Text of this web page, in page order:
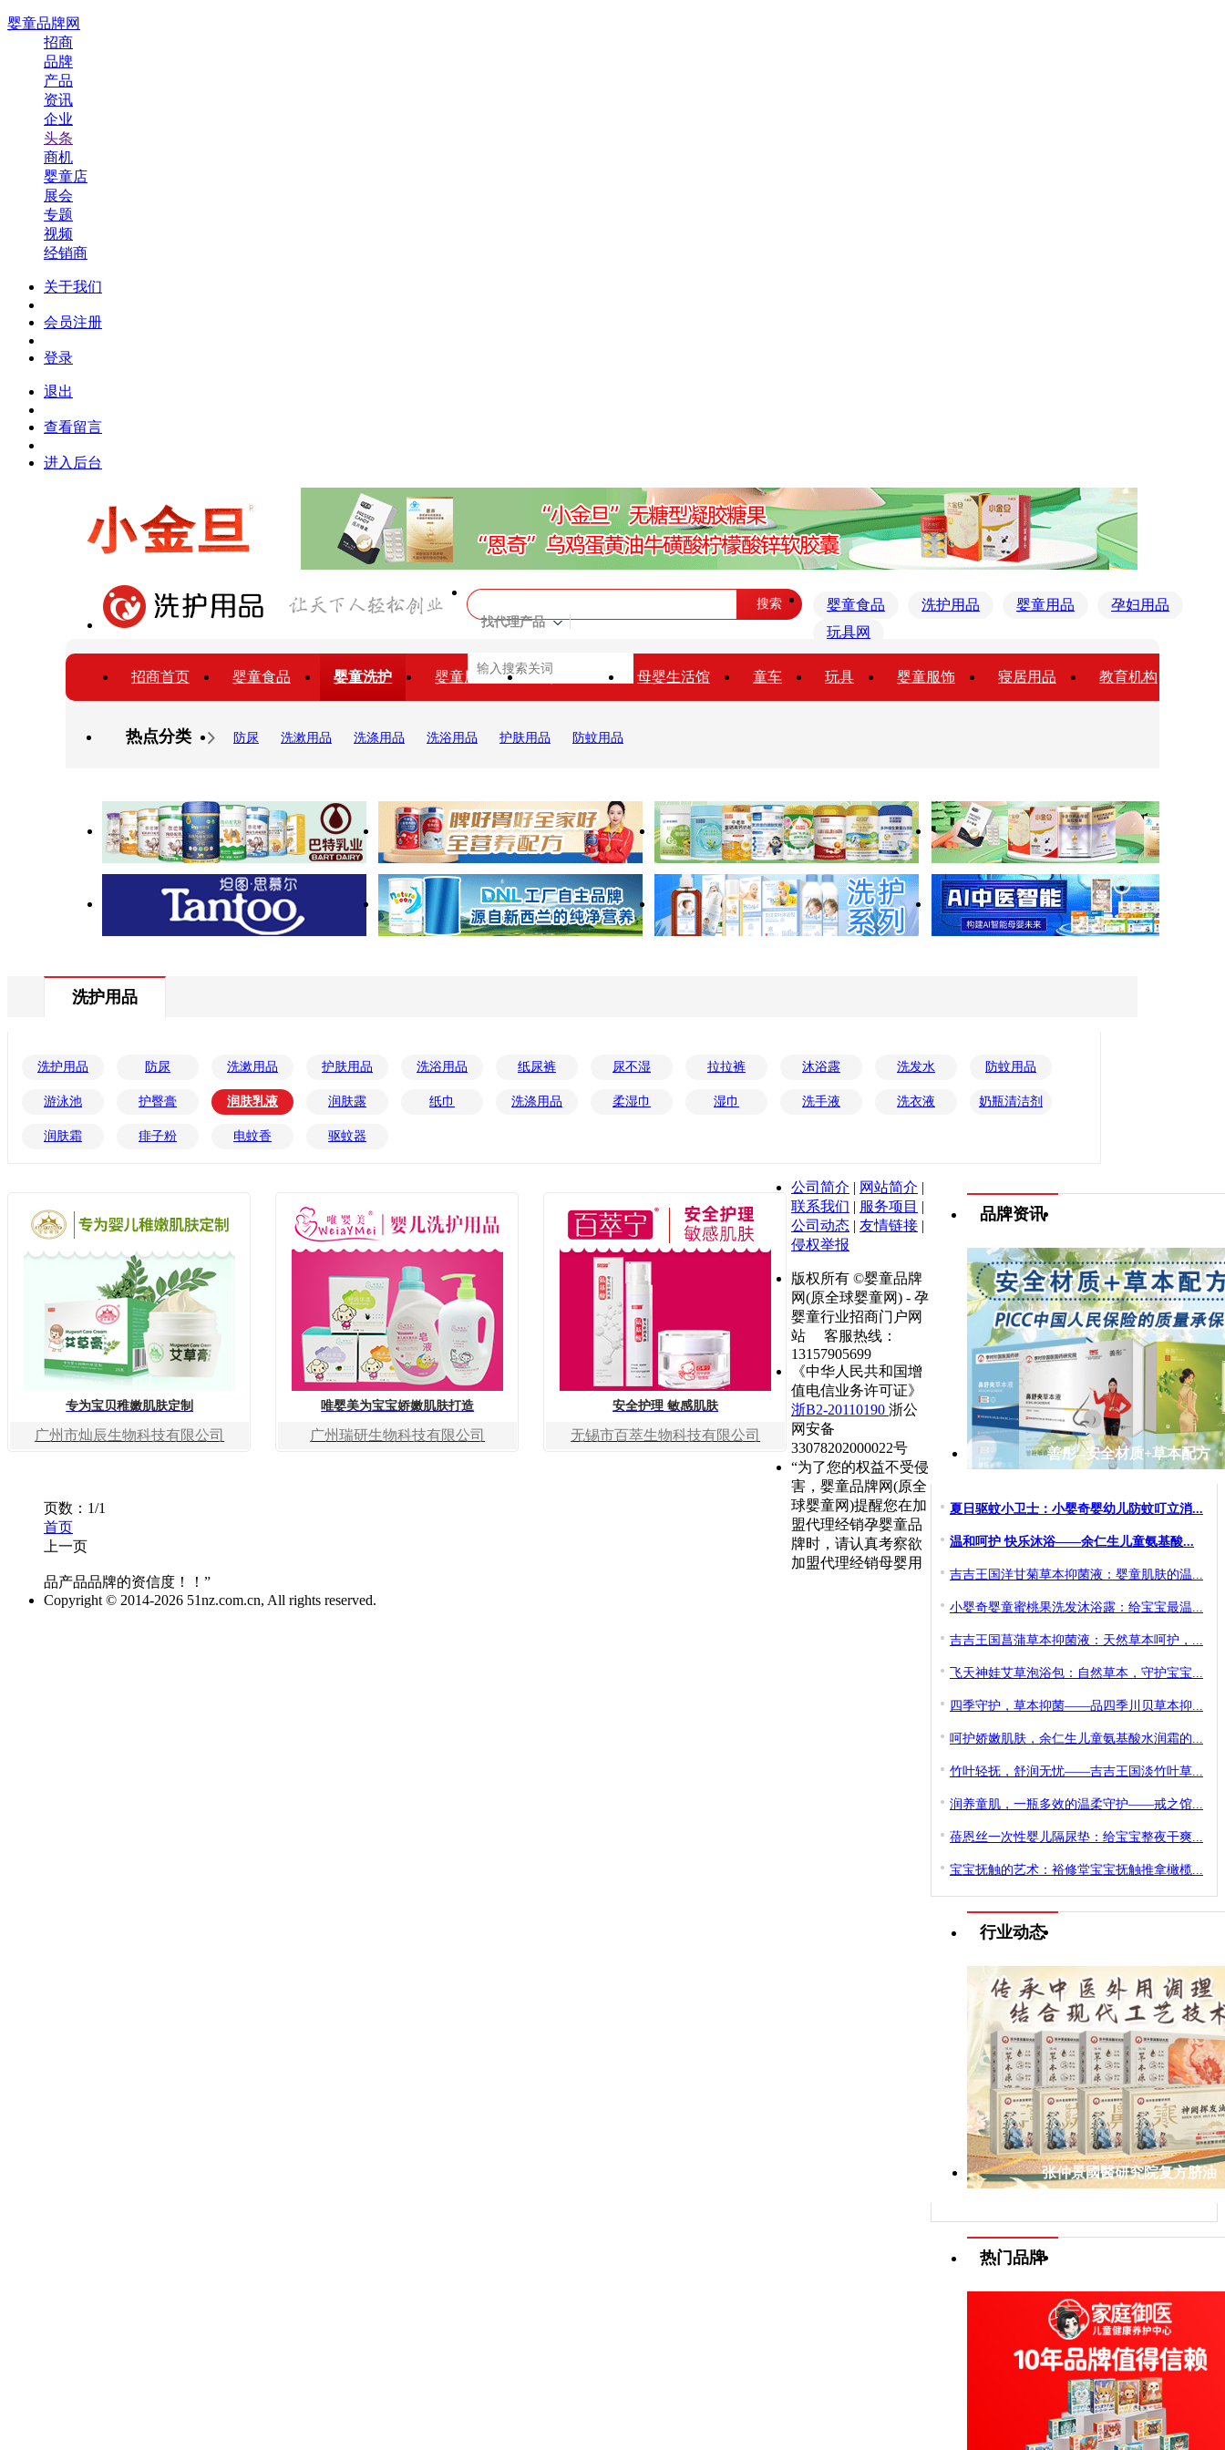
婴童品牌网
招商
品牌
产品
资讯
企业
头条
商机
婴童店
展会
专题
视频
经销商
关于我们
会员注册
登录
退出
查看留言
进入后台
找代理产品
搜索 婴童食品 洗护用品 婴童用品
孕妇用品
玩具网
招商首页 婴童食品 婴童洗护 婴童用品 孕妇用品 母婴生活馆 童车 玩具 婴童服饰 寝居用品 教育机构
热点分类 防尿 洗漱用品 洗涤用品 洗浴用品 护肤用品 防蚊用品
洗护用品
洗护用品 防尿 洗漱用品 护肤用品 洗浴用品 纸尿裤 尿不湿 拉拉裤 沐浴露 洗发水 防蚊用品
游泳池 护臀膏 润肤乳液 润肤露 纸巾 洗涤用品 柔湿巾 湿巾 洗手液 洗衣液 奶瓶清洁剂
润肤霜 痱子粉 电蚊香 驱蚊器
专为宝贝稚嫩肌肤定制
广州市灿辰生物科技有限公司
唯婴美为宝宝娇嫩肌肤打造
广州瑞研生物科技有限公司
安全护理 敏感肌肤
无锡市百萃生物科技有限公司
页数：1/1
首页
上一页
转到
品牌资讯
善彤--安全材质+草本配方
夏日驱蚊小卫士：小婴奇婴幼儿防蚊叮立消...
温和呵护 快乐沐浴——余仁生儿童氨基酸...
吉吉王国洋甘菊草本抑菌液：婴童肌肤的温...
小婴奇婴童蜜桃果洗发沐浴露：给宝宝最温...
吉吉王国菖蒲草本抑菌液：天然草本呵护，...
飞天神娃艾草泡浴包：自然草本，守护宝宝...
四季守护，草本抑菌——品四季川贝草本抑...
呵护娇嫩肌肤，余仁生儿童氨基酸水润霜的...
竹叶轻抚，舒润无忧——吉吉王国淡竹叶草...
润养童肌，一瓶多效的温柔守护——戒之馆...
蓓恩丝一次性婴儿隔尿垫：给宝宝整夜干爽...
宝宝抚触的艺术：裕修堂宝宝抚触推拿橄榄...
行业动态
张仲景國醫研究院复方脐油
热门品牌
公司简介 | 网站简介 |
联系我们 | 服务项目 |
公司动态 | 友情链接 |
侵权举报
版权所有 ©婴童品牌
网(原全球婴童网) - 孕
婴童行业招商门户网
站 客服热线：
13157905699
《中华人民共和国增
值电信业务许可证》
浙B2-20110190 浙公
网安备
33078202000022号
“为了您的权益不受侵
害，婴童品牌网(原全
球婴童网)提醒您在加
盟代理经销孕婴童品
牌时，请认真考察欲
加盟代理经销母婴用
品产品品牌的资信度！！”
Copyright © 2014-2026 51nz.com.cn, All rights reserved.